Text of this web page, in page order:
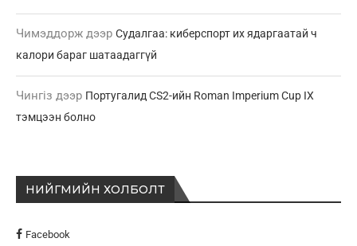
Чимэддорж дээр Судалгаа: киберспорт их ядаргаатай ч
калори бараг шатаадаггүй
Чингіз дээр Португалид CS2-ийн Roman Imperium Cup IX
тэмцээн болно
НИЙГМИЙН ХОЛБОЛТ
Facebook